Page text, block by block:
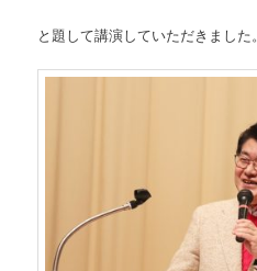
と題して講演していただきました。